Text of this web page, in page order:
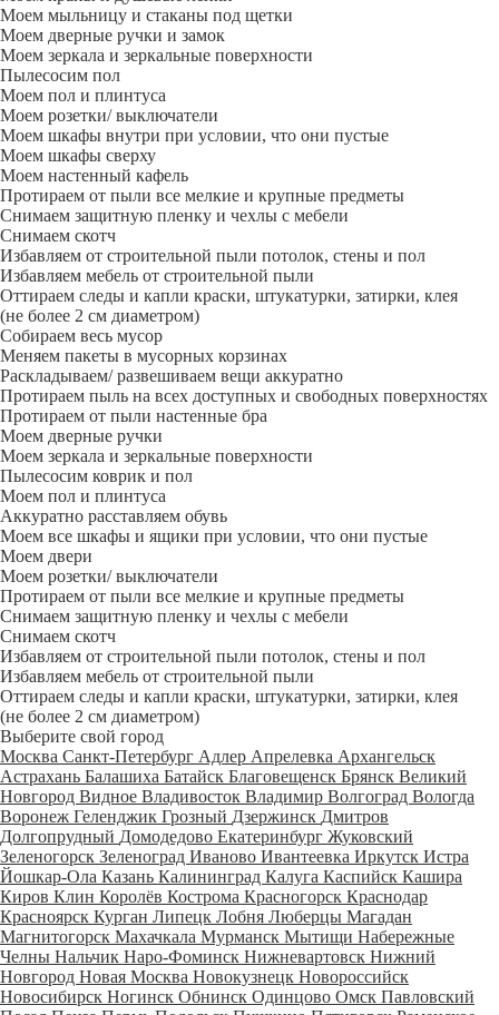
Моем мыльницу и стаканы под щетки
Моем дверные ручки и замок
Моем зеркала и зеркальные поверхности
Пылесосим пол
Моем пол и плинтуса
Моем розетки/ выключатели
Моем шкафы внутри при условии, что они пустые
Моем шкафы сверху
Моем настенный кафель
Протираем от пыли все мелкие и крупные предметы
Снимаем защитную пленку и чехлы с мебели
Снимаем скотч
Избавляем от строительной пыли потолок, стены и пол
Избавляем мебель от строительной пыли
Оттираем следы и капли краски, штукатурки, затирки, клея
(не более 2 см диаметром)
Собираем весь мусор
Меняем пакеты в мусорных корзинах
Раскладываем/ развешиваем вещи аккуратно
Протираем пыль на всех доступных и свободных поверхностях
Протираем от пыли настенные бра
Моем дверные ручки
Моем зеркала и зеркальные поверхности
Пылесосим коврик и пол
Моем пол и плинтуса
Аккуратно расставляем обувь
Моем все шкафы и ящики при условии, что они пустые
Моем двери
Моем розетки/ выключатели
Протираем от пыли все мелкие и крупные предметы
Снимаем защитную пленку и чехлы с мебели
Снимаем скотч
Избавляем от строительной пыли потолок, стены и пол
Избавляем мебель от строительной пыли
Оттираем следы и капли краски, штукатурки, затирки, клея
(не более 2 см диаметром)
Выберите свой город
Москва Санкт-Петербург Адлер Апрелевка Архангельск
Астрахань Балашиха Батайск Благовещенск Брянск Великий
Новгород Видное Владивосток Владимир Волгоград Вологда
Воронеж Геленджик Грозный Дзержинск Дмитров
Долгопрудный Домодедово Екатеринбург Жуковский
Зеленогорск Зеленоград Иваново Ивантеевка Иркутск Истра
Йошкар-Ола Казань Калининград Калуга Каспийск Кашира
Киров Клин Королёв Кострома Красногорск Краснодар
Красноярск Курган Липецк Лобня Люберцы Магадан
Магнитогорск Махачкала Мурманск Мытищи Набережные
Челны Нальчик Наро-Фоминск Нижневартовск Нижний
Новгород Новая Москва Новокузнецк Новороссийск
Новосибирск Ногинск Обнинск Одинцово Омск Павловский